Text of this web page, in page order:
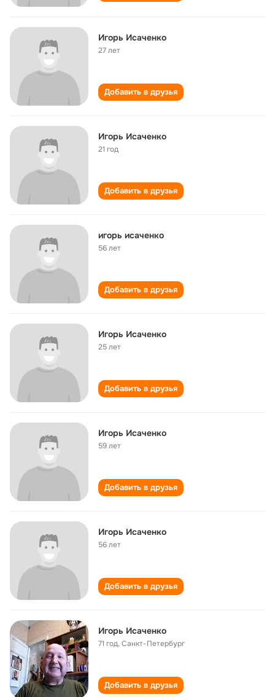
Игорь Исаченко
27 лет
Добавить в друзья
Игорь Исаченко
21 год
Добавить в друзья
игорь исаченко
56 лет
Добавить в друзья
Игорь Исаченко
25 лет
Добавить в друзья
Игорь Исаченко
59 лет
Добавить в друзья
Игорь Исаченко
56 лет
Добавить в друзья
Игорь Исаченко
71 год,Санкт-Петербург
Добавить в друзья